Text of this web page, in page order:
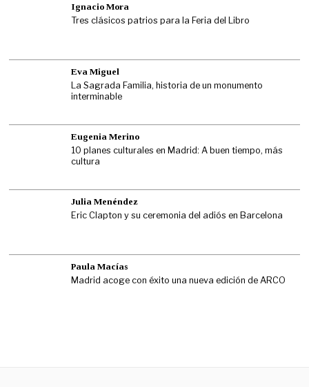
Ignacio Mora
Tres clásicos patrios para la Feria del Libro
Eva Miguel
La Sagrada Familia, historia de un monumento
interminable
Eugenia Merino
10 planes culturales en Madrid: A buen tiempo, más
cultura
Julia Menéndez
Eric Clapton y su ceremonia del adiós en Barcelona
Paula Macías
Madrid acoge con éxito una nueva edición de ARCO